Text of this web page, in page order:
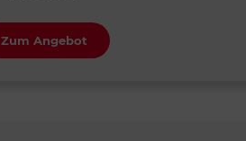
Zum Angebot